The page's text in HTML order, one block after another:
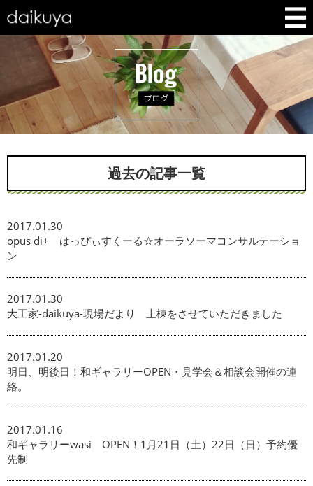
過去の記事一覧
2017.01.30
opus di+ はっぴぃすくーる☆オーラソーマコンサルテーショ
ン
2017.01.30
大工家-daikuya-現場だより 上棟をさせていただきました
2017.01.20
明日、明後日！和ギャラリーOPEN・見学会＆相談会開催の連
絡。
2017.01.16
和ギャラリーwasi OPEN！1月21日（土）22日（日）予約優
先制